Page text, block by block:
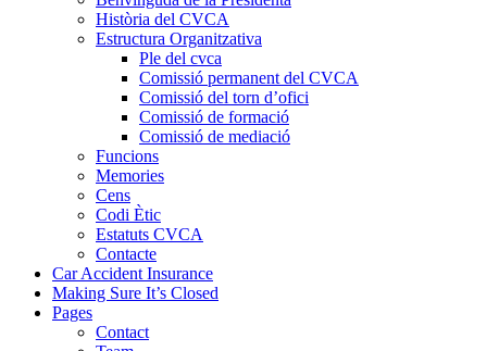
Història del CVCA
Estructura Organitzativa
Ple del cvca
Comissió permanent del CVCA
Comissió del torn d’ofici
Comissió de formació
Comissió de mediació
Funcions
Memories
Cens
Codi Ètic
Estatuts CVCA
Contacte
Car Accident Insurance
Making Sure It’s Closed
Pages
Contact